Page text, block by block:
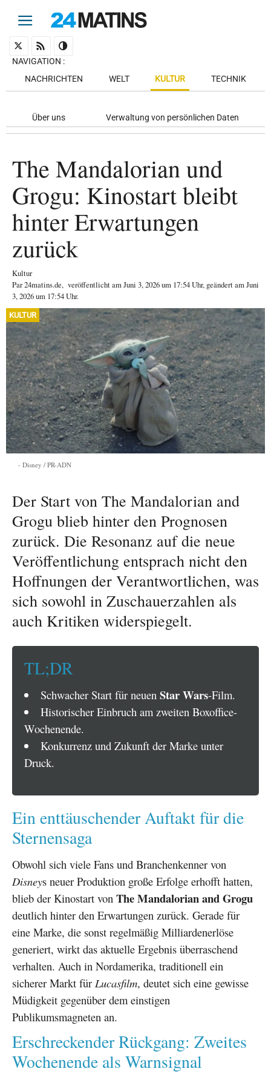
NAVIGATION :
NACHRICHTEN
WELT KULTUR TECHNIK
Über uns Verwaltung von persönlichen Daten
The Mandalorian und
Grogu: Kinostart bleibt
hinter Erwartungen
zurück
Kultur
Par24matins.de, veröffentlicht amJuni 3, 2026um 17:54 Uhr, geändert am Juni
3, 2026 um 17:54 Uhr.
KULTUR
Disney / PR-ADN
Der Start von The Mandalorian and
Grogu blieb hinter den Prognosen
zurück. Die Resonanz auf die neue
Veröffentlichung entsprach nicht den
Hoffnungen der Verantwortlichen, was
sich sowohl in Zuschauerzahlen als
auch Kritiken widerspiegelt.
TL;DR
Schwacher Start für neuen Star Wars-Film.
Historischer Einbruch am zweiten Boxoffice-
Wochenende.
Konkurrenz und Zukunft der Marke unter
Druck.
Ein enttäuschender Auftakt für die
Sternensaga
Obwohl sich viele Fans und Branchenkenner von
Disneys neuer Produktion große Erfolge erhofft hatten,
blieb der Kinostart von The Mandalorian and Grogu
deutlich hinter den Erwartungen zurück. Gerade für
eine Marke, die sonst regelmäßig Milliardenerlöse
generiert, wirkt das aktuelle Ergebnis überraschend
verhalten. Auch in Nordamerika, traditionell ein
sicherer Markt für Lucasfilm, deutet sich eine gewisse
Müdigkeit gegenüber dem einstigen
Publikumsmagneten an.
Erschreckender Rückgang: Zweites
Wochenende als Warnsignal